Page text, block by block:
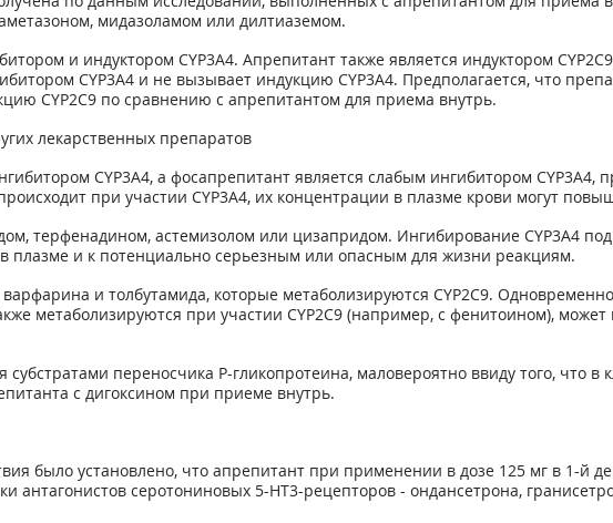
мидазоламом или дилтиаземом.
и индуктором CYP3A4. Апрепитант также является индуктором
CYP3A4 и не вызывает индукцию CYP3A4. Предполагается, что
CYP2C9 по сравнению с апрепитантом для приема внутрь.
лекарственных препаратов
CYP3A4, а фосапрепитант является слабым ингибитором CYP3A4,
при участии CYP3A4, их концентрации в плазме крови могут
терфенадином, астемизолом или цизапридом. Ингибирование CYP3A4
и к потенциально серьезным или опасным для жизни реакциям.
и толбутамида, которые метаболизируются CYP2C9.
метаболизируются при участии CYP2C9 (например, с фенитоином),
переносчика Р-гликопротеина, маловероятно ввиду того, что в
с дигоксином при приеме внутрь.
было установлено, что апрепитант при применении в дозе 125 мг в 1-й
антагонистов серотониновых 5-НТ3-рецепторов - ондансетрона,